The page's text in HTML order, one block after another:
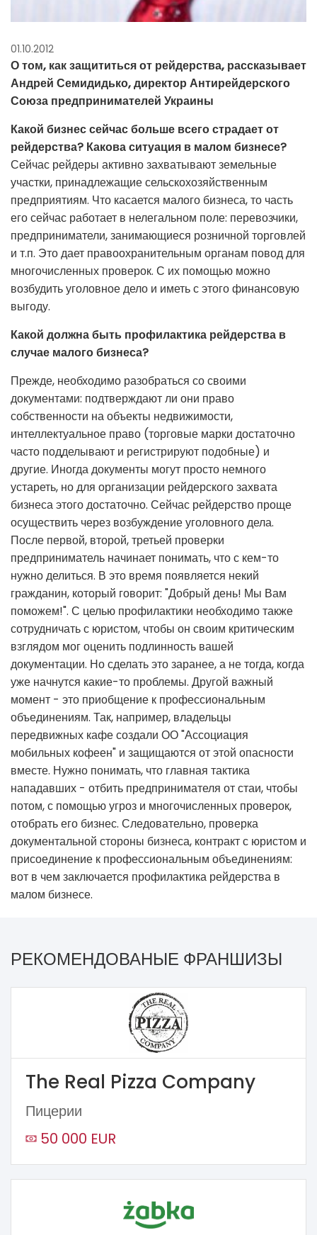
01.10.2012
О том, как защититься от рейдерства, рассказывает
Андрей Семидидько, директор Антирейдерского
Союза предпринимателей Украины
Какой бизнес сейчас больше всего страдает от
рейдерства? Какова ситуация в малом бизнесе?
Сейчас рейдеры активно захватывают земельные
участки, принадлежащие сельскохозяйственным
предприятиям. Что касается малого бизнеса, то часть
его сейчас работает в нелегальном поле: перевозчики,
предприниматели, занимающиеся розничной торговлей
и т.п. Это дает правоохранительным органам повод для
многочисленных проверок. С их помощью можно
возбудить уголовное дело и иметь с этого финансовую
выгоду.
Какой должна быть профилактика рейдерства в
случае малого бизнеса?
Прежде, необходимо разобраться со своими
документами: подтверждают ли они право
собственности на объекты недвижимости,
интеллектуальное право (торговые марки достаточно
часто подделывают и регистрируют подобные) и
другие. Иногда документы могут просто немного
устареть, но для организации рейдерского захвата
бизнеса этого достаточно. Сейчас рейдерство проще
осуществить через возбуждение уголовного дела.
После первой, второй, третьей проверки
предприниматель начинает понимать, что с кем-то
нужно делиться. В это время появляется некий
гражданин, который говорит: "Добрый день! Мы Вам
поможем!". С целью профилактики необходимо также
сотрудничать с юристом, чтобы он своим критическим
взглядом мог оценить подлинность вашей
документации. Но сделать это заранее, а не тогда, когда
уже начнутся какие-то проблемы. Другой важный
момент - это приобщение к профессиональным
объединениям. Так, например, владельцы
передвижных кафе создали ОО "Ассоциация
мобильных кофеен" и защищаются от этой опасности
вместе. Нужно понимать, что главная тактика
нападавших - отбить предпринимателя от стаи, чтобы
потом, с помощью угроз и многочисленных проверок,
отобрать его бизнес. Следовательно, проверка
документальной стороны бизнеса, контракт с юристом и
присоединение к профессиональным объединениям:
вот в чем заключается профилактика рейдерства в
малом бизнесе.
РЕКОМЕНДОВАНЫЕ ФРАНШИЗЫ
The Real Pizza Company
Пицерии
50 000 EUR